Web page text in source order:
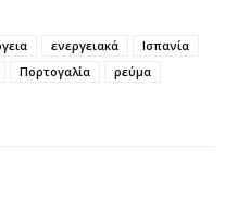
ενεργειακά
Ισπανία
Πορτογαλία
ρεύμα